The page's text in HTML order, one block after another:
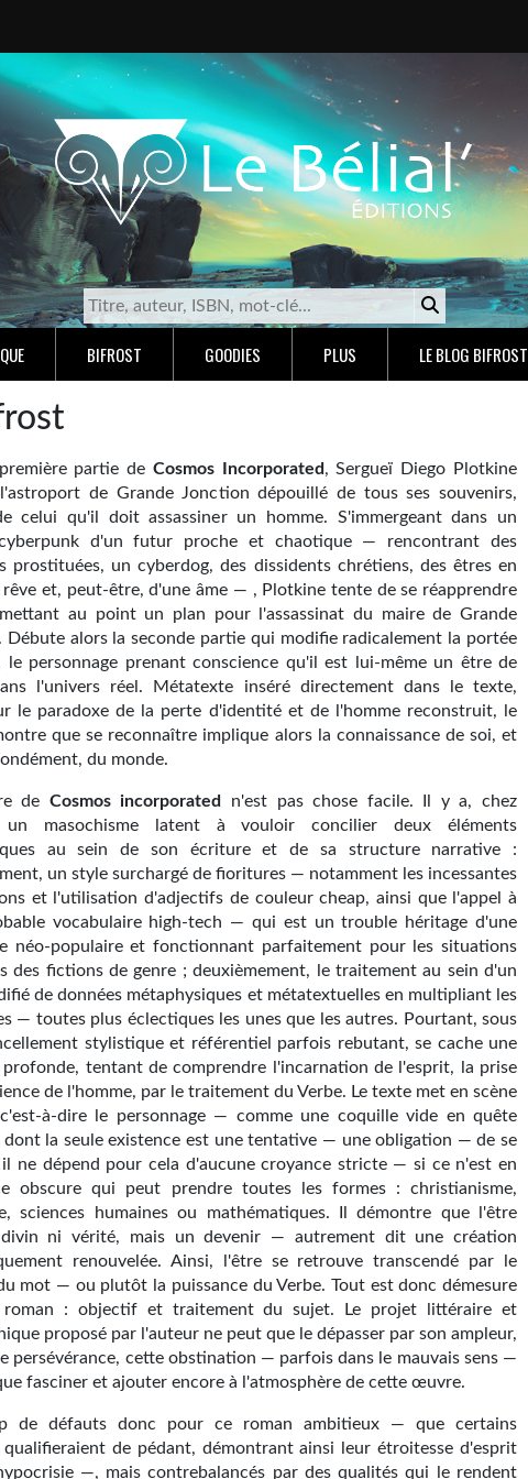
BIFROST GOODIES PLUS LE BLOG BIFROST
partie de Cosmos Incorporated, Sergueï Diego Plotkine
de Grande Jonction dépouillé de tous ses souvenirs,
celui qu'il doit assassiner un homme. S'immergeant dans un
d'un futur proche et chaotique — rencontrant des
prostituées, un cyberdog, des dissidents chrétiens, des êtres en
rêve et, peut-être, d'une âme — , Plotkine tente de se réapprendre
au point un plan pour l'assassinat du maire de Grande
Débute alors la seconde partie qui modifie radicalement la portée
le personnage prenant conscience qu'il est lui-même un être de
l'univers réel. Métatexte inséré directement dans le texte,
le paradoxe de la perte d'identité et de l'homme reconstruit, le
que se reconnaître implique alors la connaissance de soi, et
du monde.
de Cosmos incorporated
n'est pas chose facile. Il y a, chez
un masochisme latent à vouloir concilier deux éléments
au sein de son écriture et de sa structure narrative :
un style surchargé de fioritures — notamment les incessantes
et l'utilisation d'adjectifs de couleur cheap, ainsi que l'appel à
vocabulaire high-tech — qui est un trouble héritage d'une
néo-populaire et fonctionnant parfaitement pour les situations
des fictions de genre ; deuxièmement, le traitement au sein d'un
de données métaphysiques et métatextuelles en multipliant les
— toutes plus éclectiques les unes que les autres. Pourtant, sous
stylistique et référentiel parfois rebutant, se cache une
profonde, tentant de comprendre l'incarnation de l'esprit, la prise
de l'homme, par le traitement du Verbe. Le texte met en scène
à-dire le personnage — comme une coquille vide en quête
dont la seule existence est une tentative — une obligation — de se
ne dépend pour cela d'aucune croyance stricte — si ce n'est en
obscure qui peut prendre toutes les formes : christianisme,
sciences humaines ou mathématiques. Il démontre que l'être
ni vérité, mais un devenir — autrement dit une création
renouvelée. Ainsi, l'être se retrouve transcendé par le
mot — ou plutôt la puissance du Verbe. Tout est donc démesure
roman : objectif et traitement du sujet. Le projet littéraire et
proposé par l'auteur ne peut que le dépasser par son ampleur,
persévérance, cette obstination — parfois dans le mauvais sens —
fasciner et ajouter encore à l'atmosphère de cette œuvre.
de défauts donc pour ce roman ambitieux — que certains
de pédant, démontrant ainsi leur étroitesse d'esprit
—, mais contrebalancés par des qualités qui le rendent